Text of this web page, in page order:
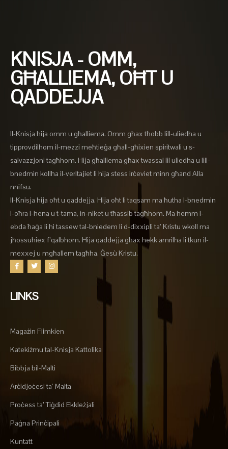
KNISJA - OMM,
GĦALLIEMA, OĦT U
QADDEJJA
Il-Knisja hija omm u għalliema. Omm għax tħobb lill-uliedha u
tipprovdilhom il-mezzi meħtieġa għall-għixien spiritwali u s-
salvazzjoni tagħhom. Hija għalliema għax twassal lil uliedha u lill-
bnedmin kollha il-veritajiet li hija stess irċeviet minn għand Alla
nnifsu.
Il-Knisja hija oħt u qaddejja. Hija oħt li taqsam ma ħutha l-bnedmin
l-oħra l-hena u t-tama, in-niket u tħassib tagħhom. Ma hemm l-
ebda ħaġa li hi tassew tal-bniedem li d-dixxipli ta’ Kristu wkoll ma
jħossuhiex f’qalbhom. Hija qaddejja għax hekk amrilha li tkun il-
mexxej u mgħallem tagħha, Ġesù Kristu.
LINKS
Magażin Flimkien
Katekiżmu tal-Knisja Kattolika
Bibbja bil-Malti
Arċidjoċesi ta’ Malta
Proċess ta’ Tiġdid Ekkleżjali
Paġna Prinċipali
Kuntatt